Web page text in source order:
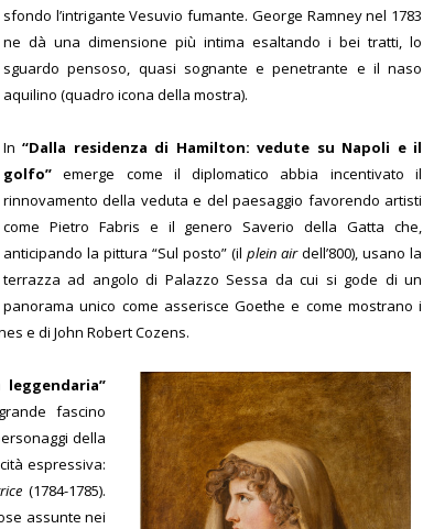
sfondo l’intrigante Vesuvio fumante. George Ramney nel 1783
ne dà una dimensione più intima esaltando i bei tratti, lo
sguardo pensoso, quasi sognante e penetrante e il naso
aquilino (quadro icona della mostra).
In“Dalla residenza di Hamilton: vedute su Napoli e il
golfo” emerge come il diplomatico abbia incentivato il
rinnovamento della veduta e del paesaggio favorendo artisti
come Pietro Fabris e il genero Saverio della Gatta che,
anticipando la pittura “Sul posto” (il plein airdell’800), usano la
terrazza ad angolo di Palazzo Sessa da cui si gode di un
panorama unico come asserisce Goethe e come mostrano i
e di John Robert Cozens.
fascino
della
espressiva:
(1784-1785).
assunte nei